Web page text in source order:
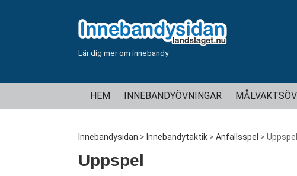
Lär dig mer om innebandy
HEM INNEBANDYÖVNINGAR
Innebandysidan > Innebandytaktik > Anfallsspel > Uppspel
Uppspel